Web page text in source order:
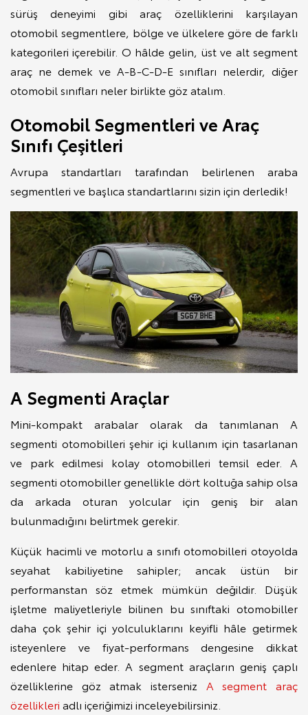
sürüş deneyimi gibi araç özelliklerini karşılayan
otomobil segmentlere, bölge ve ülkelere göre de farklı
kategorileri içerebilir. O hâlde gelin, üst ve alt segment
araç ne demek ve A-B-C-D-E sınıfları nelerdir, diğer
otomobil sınıfları neler birlikte göz atalım.
Otomobil Segmentleri ve Araç
Sınıfı Çeşitleri
Avrupa standartları tarafından belirlenen araba
segmentleri ve başlıca standartlarını sizin için derledik!
A Segmenti Araçlar
Mini-kompakt arabalar olarak da tanımlanan A
segmenti otomobilleri şehir içi kullanım için tasarlanan
ve park edilmesi kolay otomobilleri temsil eder. A
segmenti otomobiller genellikle dört koltuğa sahip olsa
da arkada oturan yolcular için geniş bir alan
bulunmadığını belirtmek gerekir.
Küçük hacimli ve motorlu a sınıfı otomobilleri otoyolda
seyahat kabiliyetine sahipler; ancak üstün bir
performanstan söz etmek mümkün değildir. Düşük
işletme maliyetleriyle bilinen bu sınıftaki otomobiller
daha çok şehir içi yolculuklarını keyifli hâle getirmek
isteyenlere ve fiyat-performans dengesine dikkat
edenlere hitap eder. A segment araçların geniş çaplı
özelliklerine göz atmak isterseniz A segment araç
özellikleri adlı içeriğimizi inceleyebilirsiniz.